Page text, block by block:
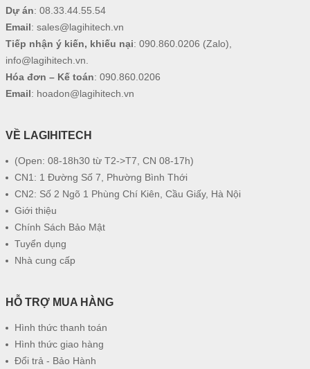
Dự án: 08.33.44.55.54
Email: sales@lagihitech.vn
Tiếp nhận ý kiến, khiếu nại: 090.860.0206 (Zalo),
info@lagihitech.vn
Hóa đơn – Kế toán: 090.860.0206
Email: hoadon@lagihitech.vn
VỀ LAGIHITECH
(Open: 08-18h30 từ T2->T7, CN 08-17h)
CN1: 1 Đường Số 7, Phường Bình Thới
CN2: Số 2 Ngõ 1 Phùng Chí Kiên, Cầu Giấy, Hà Nội
Giới thiệu
Chính Sách Bảo Mật
Tuyển dụng
Nhà cung cấp
HỖ TRỢ MUA HÀNG
Hình thức thanh toán
Hình thức giao hàng
Đổi trả - Bảo Hành